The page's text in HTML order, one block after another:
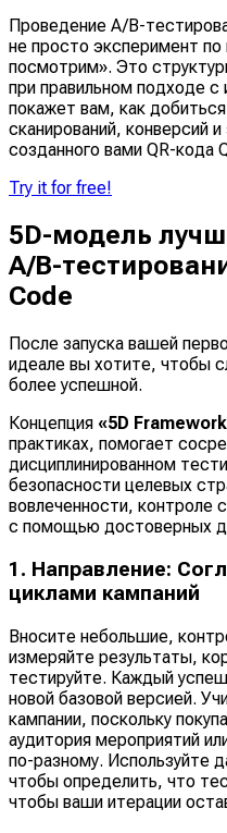
Проведение A/B-
не просто эксперимент по
посмотрим». Это
при правильном подходе с
покажет вам, как
сканирований, конверсий
созданного вами QR-кода
Try it for free!
5D-модель
A/B-
Code
После запуска вашей
идеале вы хотите, чтобы
более успешной.
Концепция «5D
практиках, помогает
дисциплинированном
безопасности целевых
вовлеченности, контроле
с помощью достоверных
1. Направление:
циклами кампаний
Вносите небольшие,
измеряйте результаты,
тестируйте. Каждый
новой базовой версией.
кампании, поскольку
аудитория мероприятий
по-разному. Используйте
чтобы определить, что
чтобы ваши итерации